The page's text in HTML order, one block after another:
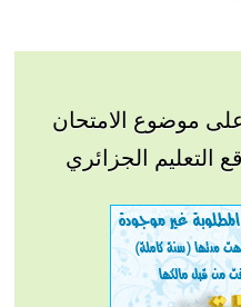
موضوع الامتحان
التعليم الجزائري